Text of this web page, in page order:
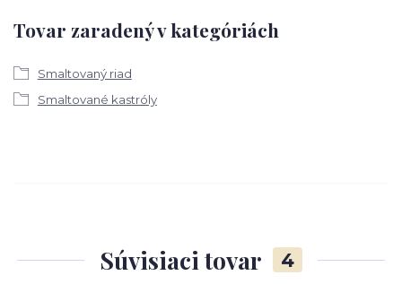
Tovar zaradený v kategóriách
Smaltovaný riad
Smaltované kastróly
Súvisiaci tovar 4